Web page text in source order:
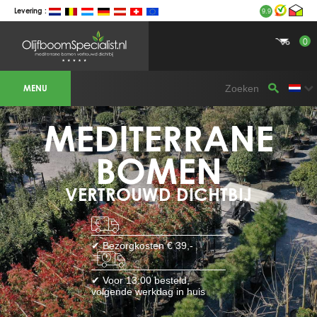
Levering : 9.9
BOTANICALGROUP WERKGEBIEDEN &
WEBSITES
OLIJFBOOMSPECIALIST.NL
OLIJFBOOMSPECIALIST.BE
LESPECIALISTEDESOLIVIERS.FR
OLIVENBAUM.DE
DRZEWAOLIWNE.PL
OLIVETREESPECIALIST.COM
Bomen
BOMEN.NL
GROENBLIJVENDEBOMEN.NL
GROENBLIJVENDEBOMEN.BE
PALMBOMENSPECIALIST.NL
IMMERGRUENEBAEUME.DE
Botanicalgroup
BOTANICALGROUP.EU
BOTANICALGROUP.DE
BOTANICALGROUP.BE
0
MENU
MEDITERRANE
BOMEN
VERTROUWD DICHTBIJ
✔ Bezorgkosten € 39,-
✔ Voor 13:00 besteld,
volgende werkdag in huis